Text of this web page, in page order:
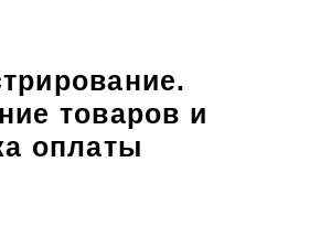
товаров и
оплаты